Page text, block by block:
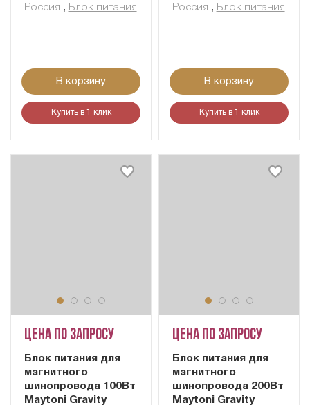
Россия , Блок питания
В корзину
Купить в 1 клик
Россия , Блок питания
В корзину
Купить в 1 клик
Цена по запросу
Блок питания для
магнитного
шинопровода 100Вт
Maytoni Gravity
Цена по запросу
Блок питания для
магнитного
шинопровода 200Вт
Maytoni Gravity